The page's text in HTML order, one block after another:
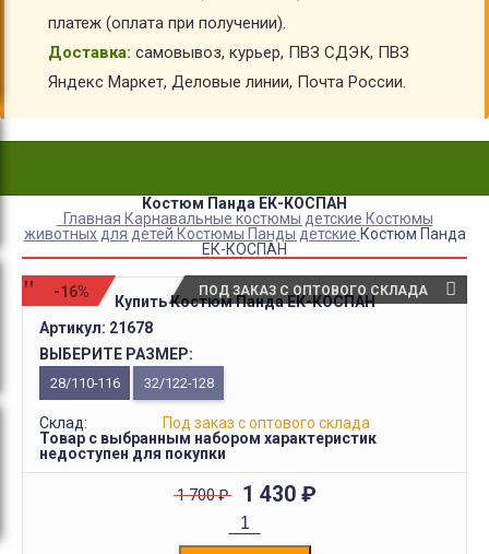
платеж (оплата при получении).
Доставка: самовывоз, курьер, ПВЗ СДЭК, ПВЗ
Яндекс Маркет, Деловые линии, Почта России.
Костюм Панда ЕК-КОСПАН
Главная Карнавальные костюмы детские Костюмы
животных для детей Костюмы Панды детские Костюм Панда
ЕК-КОСПАН
-16% ПОД ЗАКАЗ С ОПТОВОГО СКЛАДА
Купить Костюм Панда ЕК-КОСПАН
Артикул: 21678
ВЫБЕРИТЕ РАЗМЕР:
28/110-116 32/122-128
Склад:
Под заказ с оптового склада
Товар с выбранным набором характеристик
недоступен для покупки
1 700₽ 1 430 ₽